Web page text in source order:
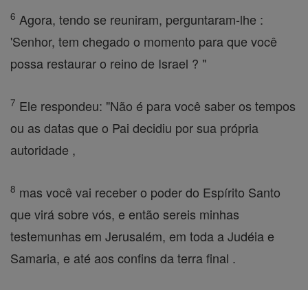
6 Agora, tendo se reuniram, perguntaram-lhe :
'Senhor, tem chegado o momento para que você
possa restaurar o reino de Israel ? "
7 Ele respondeu: "Não é para você saber os tempos
ou as datas que o Pai decidiu por sua própria
autoridade ,
8 mas você vai receber o poder do Espírito Santo
que virá sobre vós, e então sereis minhas
testemunhas em Jerusalém, em toda a Judéia e
Samaria, e até aos confins da terra final .